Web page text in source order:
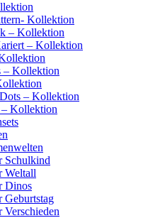
Kollektion
– Kollektion
– Kollektion
– Kollektion
– Kollektion
Kollektion
Schulkind
Weltall
Dinos
Geburtstag